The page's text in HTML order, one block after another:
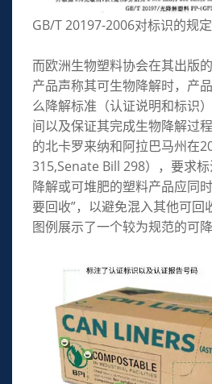
GB/T 20197-2006对标识的规定
而欧洲生物塑料协会在其出版
产品声称其可生物降解时，产
么降解标准（认证说明和标识
间以及保证其完成生物降解过
的北卡罗来纳和阿拉巴马州在
315,Senate Bill 298），要求
降解或可堆肥的塑料产品应同
要回收”，以避免混入其他可回
图例展示了一个较为规范的可降